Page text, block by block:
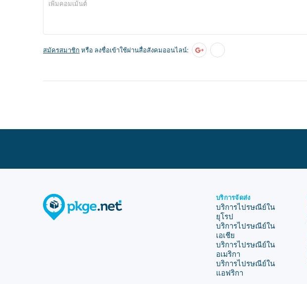
สมัครสมาชิก หรือ ลงชื่อเข้าใช้ผ่านสื่อสังคมออนไลน์:
บริการจัดส่ง
บริการไปรษณีย์ใน
ยุโรป
บริการไปรษณีย์ใน
เอเชีย
บริการไปรษณีย์ใน
อเมริกา
บริการไปรษณีย์ใน
แอฟริกา